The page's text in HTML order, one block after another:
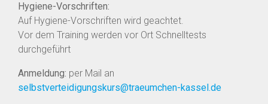
Hygiene-Vorschriften:
Auf Hygiene-Vorschriften wird geachtet.
Vor dem Training werden vor Ort Schnelltests
durchgeführt
Anmeldung: per Mail an
selbstverteidigungskurs@traeumchen-kassel.de